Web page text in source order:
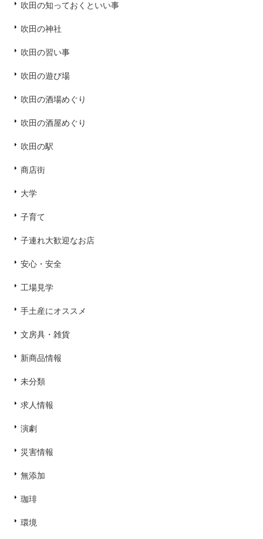
吹田の知っておくといい事
吹田の神社
吹田の習い事
吹田の遊び場
吹田の酒場めぐり
吹田の酒屋めぐり
吹田の駅
商店街
大学
子育て
子連れ大歓迎なお店
安心・安全
工場見学
手土産にオススメ
文房具・雑貨
新商品情報
未分類
求人情報
演劇
災害情報
無添加
珈琲
環境